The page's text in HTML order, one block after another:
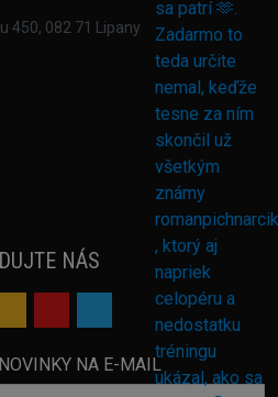
450, 082 71 Lipany
NÁS
NA E-MAIL